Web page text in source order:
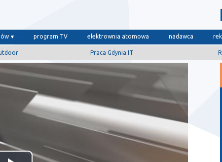
program TV elektrownia atomowa nadawca
Praca Gdynia IT